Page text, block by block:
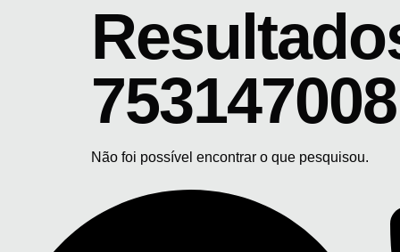
753147008
Não foi possível encontrar o que pesquisou.